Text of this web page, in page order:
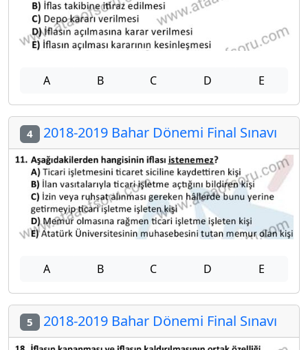
A B C D E
4 2018-2019 Bahar Dönemi Final Sınavı
A B C D E
5 2018-2019 Bahar Dönemi Final Sınavı